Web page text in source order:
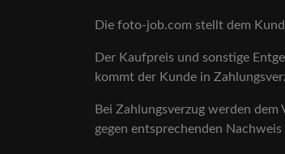
Die foto-job.com stellt dem
Der Kaufpreis und sonstige
kommt der Kunde in
Bei Zahlungsverzug werden
gegen entsprechenden